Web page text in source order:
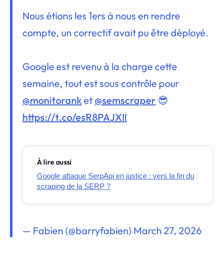
Nous étions les 1ers à nous en rendre
compte, un correctif avait pu être déployé.
Google est revenu à la charge cette
semaine, tout est sous contrôle pour
@monitoranket@semscraper 😎
https://t.co/esR8PAJXIl
À lire aussi
Google attaque SerpApi en justice : vers la fin du
scraping de la SERP ?
— Fabien (@barryfabien) March 27, 2026